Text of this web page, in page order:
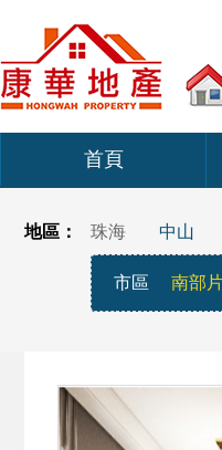
首頁
地區： 珠海 中山
市區 南部